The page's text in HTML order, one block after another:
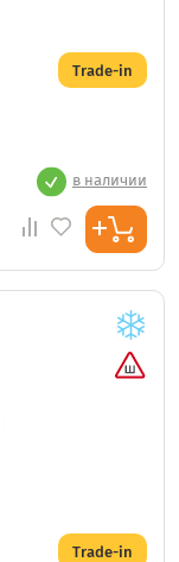
Trade-in
в наличии
Trade-in